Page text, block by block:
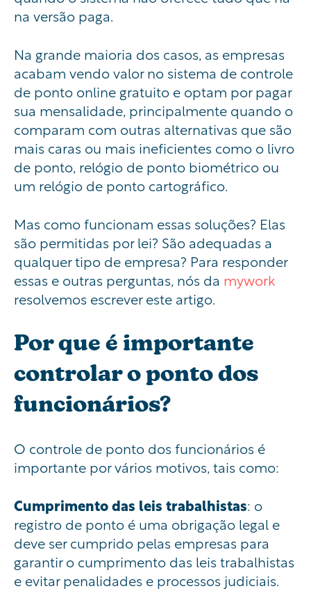
na versão paga.
Na grande maioria dos casos, as empresas
acabam vendo valor no sistema de controle
de ponto online gratuito e optam por pagar
sua mensalidade, principalmente quando o
comparam com outras alternativas que são
mais caras ou mais ineficientes como o livro
de ponto, relógio de ponto biométrico ou
um relógio de ponto cartográfico.
Mas como funcionam essas soluções? Elas
são permitidas por lei? São adequadas a
qualquer tipo de empresa? Para responder
essas e outras perguntas, nós da mywork
resolvemos escrever este artigo.
Por que é importante
controlar o ponto dos
funcionários?
O controle de ponto dos funcionários é
importante por vários motivos, tais como:
Cumprimento das leis trabalhistas: o
registro de ponto é uma obrigação legal e
deve ser cumprido pelas empresas para
garantir o cumprimento das leis trabalhistas
e evitar penalidades e processos judiciais.